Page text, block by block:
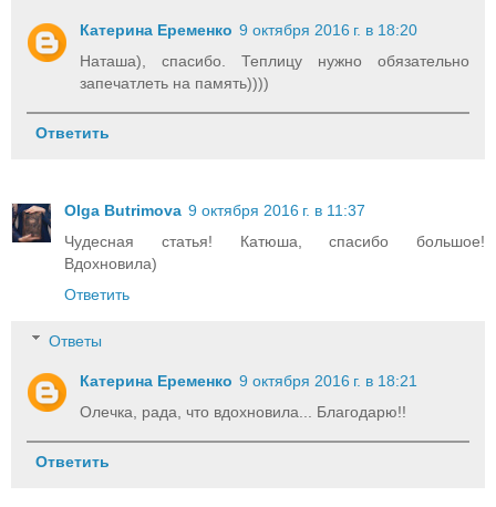
Катерина Еременко 9 октября 2016 г. в 18:20
Наташа), спасибо. Теплицу нужно обязательно
запечатлеть на память))))
Ответить
Olga Butrimova 9 октября 2016 г. в 11:37
Чудесная статья! Катюша, спасибо большое!
Вдохновила)
Ответить
Ответы
Катерина Еременко 9 октября 2016 г. в 18:21
Олечка, рада, что вдохновила... Благодарю!!
Ответить